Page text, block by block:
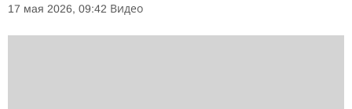
17 мая 2026, 09:42 Видео